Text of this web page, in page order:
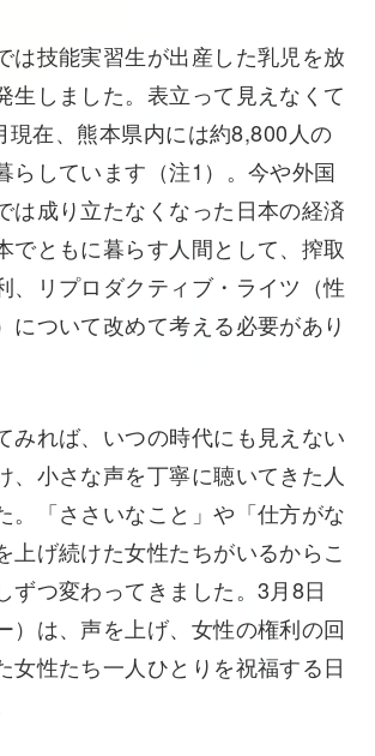
は技能実習生が出産した乳児を放
生しました。表立って見えなくて
現在、熊本県内には約8,800人の
らしています（注1）。今や外国
は成り立たなくなった日本の経済
でともに暮らす人間として、搾取
、リプロダクティブ・ライツ（性
について改めて考える必要があり
みれば、いつの時代にも見えない
、小さな声を丁寧に聴いてきた人
。「ささいなこと」や「仕方がな
上げ続けた女性たちがいるからこ
ずつ変わってきました。3月8日
）は、声を上げ、女性の権利の回
女性たち一人ひとりを祝福する日